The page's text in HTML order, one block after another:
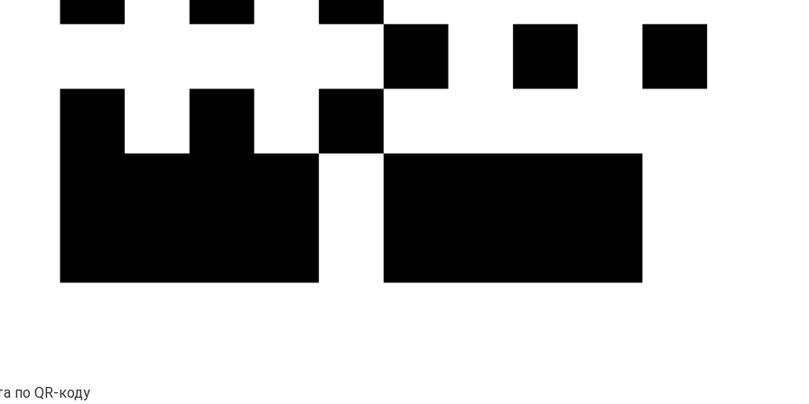
по QR-коду